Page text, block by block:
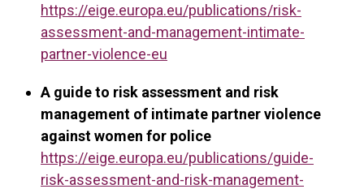
https://eige.europa.eu/publications/risk-
assessment-and-management-intimate-
partner-violence-eu
A guide to risk assessment and risk
management of intimate partner violence
against women for police
https://eige.europa.eu/publications/guide-
risk-assessment-and-risk-management-